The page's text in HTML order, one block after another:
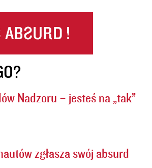
Nadzoru – jesteś na „tak”
zgłasza swój absurd